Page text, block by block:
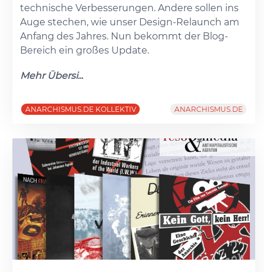
technische Verbesserungen. Andere sollen ins
Auge stechen, wie unser Design-Relaunch am
Anfang des Jahres. Nun bekommt der Blog-
Bereich ein großes Update.
Mehr Übersi...
ANARCHISMUS.DE KOLLEKTIV ANARCHISMUS.DE